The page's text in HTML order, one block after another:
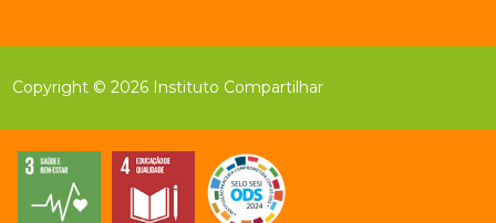
Copyright © 2026 Instituto Compartilhar